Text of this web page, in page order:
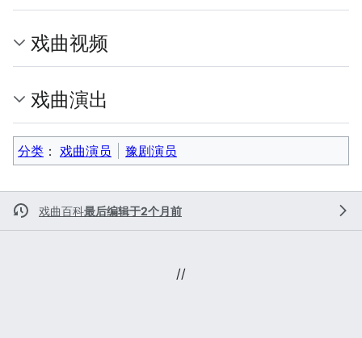
戏曲视频
戏曲演出
分类 ：​ 戏曲演员 豫剧演员
戏曲百科最后编辑于2个月前
//